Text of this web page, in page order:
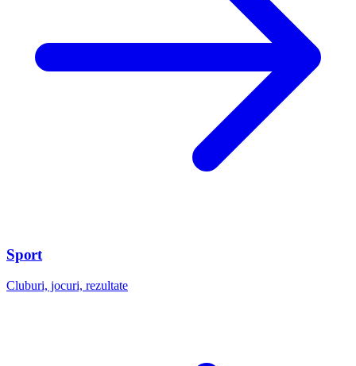
Sport
Cluburi, jocuri, rezultate